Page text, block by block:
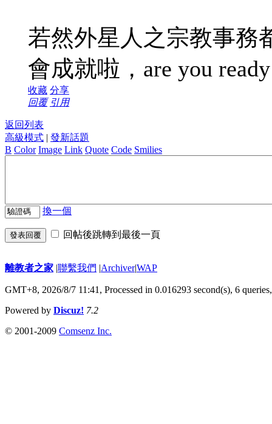
若然外星人之宗教事務
會成就啦，are you
收藏 分享
回覆 引用
返回列表
高級模式 | 發新話題
B Color Image Link Quote Code Smilies
換一個
發表回覆 回帖後跳轉到最後一頁
離教者之家 |聯繫我們 |Archiver|WAP
GMT+8, 2026/8/7 11:41, Processed in 0.016293 second(s), 6
Powered by Discuz! 7.2
© 2001-2009 Comsenz Inc.